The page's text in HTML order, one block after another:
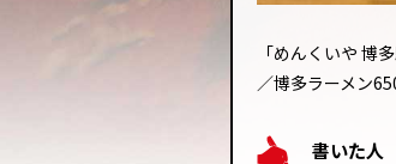
「めんくいや 博
／博多ラーメン
書いた人